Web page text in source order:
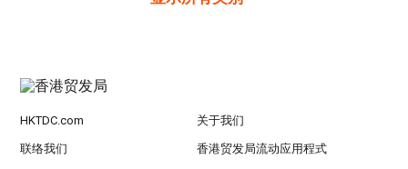
HKTDC.com 关于我们
联络我们 香港贸发局流动应用程式